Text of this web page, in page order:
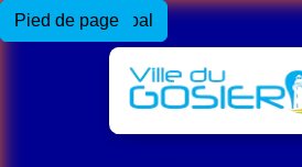
Menu principal
Contenu principal
Pied de page